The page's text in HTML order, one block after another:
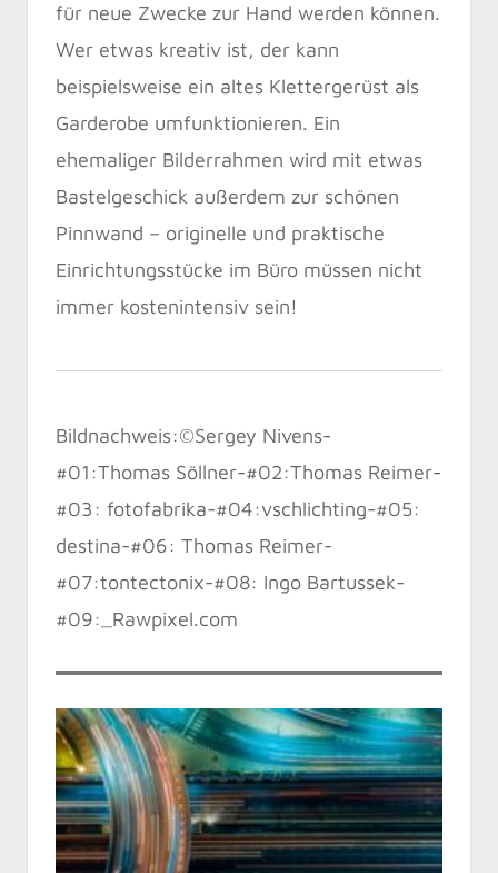
für neue Zwecke zur Hand werden können.
Wer etwas kreativ ist, der kann
beispielsweise ein altes Klettergerüst als
Garderobe umfunktionieren. Ein
ehemaliger Bilderrahmen wird mit etwas
Bastelgeschick außerdem zur schönen
Pinnwand – originelle und praktische
Einrichtungsstücke im Büro müssen nicht
immer kostenintensiv sein!
Bildnachweis:©Sergey Nivens-
#01:Thomas Söllner-#02:Thomas Reimer-
#03: fotofabrika-#04:vschlichting-#05:
destina-#06: Thomas Reimer-
#07:tontectonix-#08: Ingo Bartussek-
#09:_Rawpixel.com